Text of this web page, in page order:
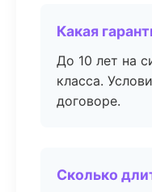
Какая
До 10 лет на
класса.
договоре.
Сколько